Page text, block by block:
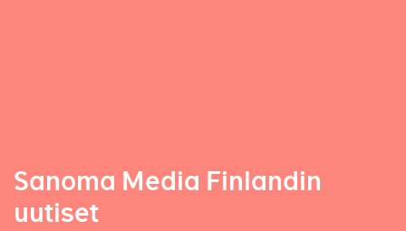
Sanoma Media Finlandin
uutiset